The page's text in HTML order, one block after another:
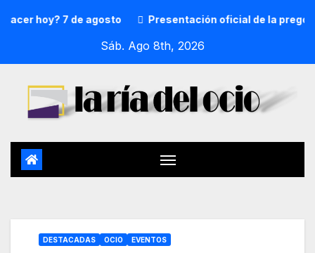
hoy? 7 de agosto Presentación oficial de la pregonera
Sáb. Ago 8th, 2026
DESTACADAS OCIO EVENTOS